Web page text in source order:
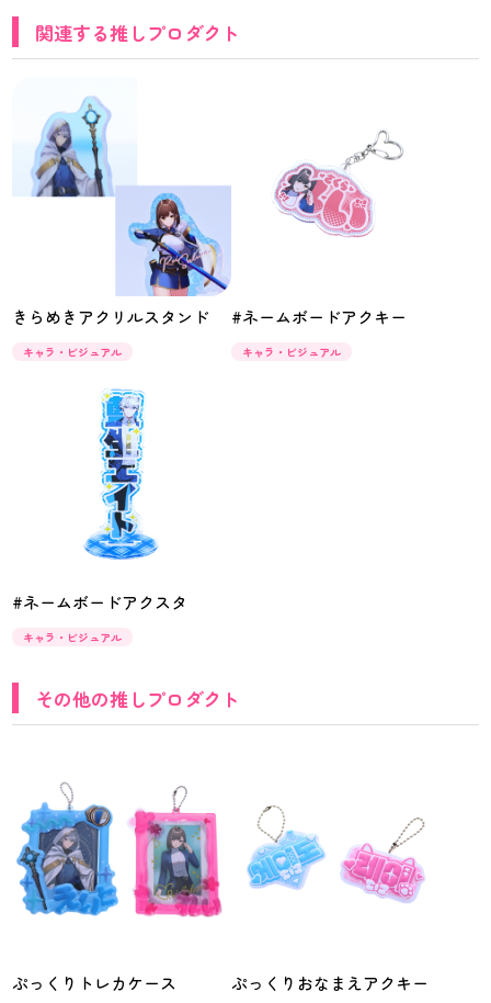
プロダクト開発】
関連する推しプロダクト
きらめきアクリルスタンド
キャラ・ビジュアル
#ネームボードアクキー
キャラ・ビジュアル
#ネームボードアクスタ
キャラ・ビジュアル
その他の推しプロダクト
ぷっくりトレカケース ぷっくりおなまえアクキー